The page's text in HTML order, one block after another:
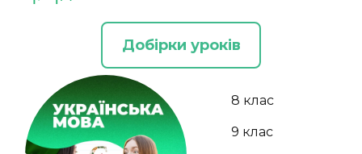
Добірки уроків
8 клас
9 клас